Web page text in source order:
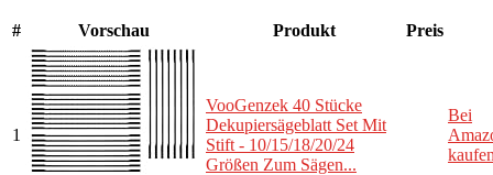
# Vorschau Produkt Preis
1
VooGenzek 40 Stücke
Dekupiersägeblatt Set Mit
Stift - 10/15/18/20/24
Größen Zum Sägen...
Bei